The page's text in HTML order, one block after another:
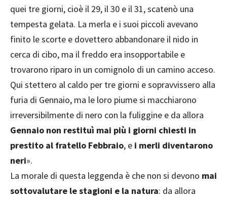
quei tre giorni, cioè il 29, il 30 e il 31, scatenò una
tempesta gelata. La merla e i suoi piccoli avevano
finito le scorte e dovettero abbandonare il nido in
cerca di cibo, ma il freddo era insopportabile e
trovarono riparo in un comignolo di un camino acceso.
Qui stettero al caldo per tre giorni e sopravvissero alla
furia di Gennaio, ma le loro piume si macchiarono
irreversibilmente di nero con la fuliggine e da allora
Gennaio non restituì mai più i giorni chiesti in
prestito al fratello Febbraio, e i merli diventarono
neri».
La morale di questa leggenda è che non si devono mai
sottovalutare le stagioni e la natura: da allora